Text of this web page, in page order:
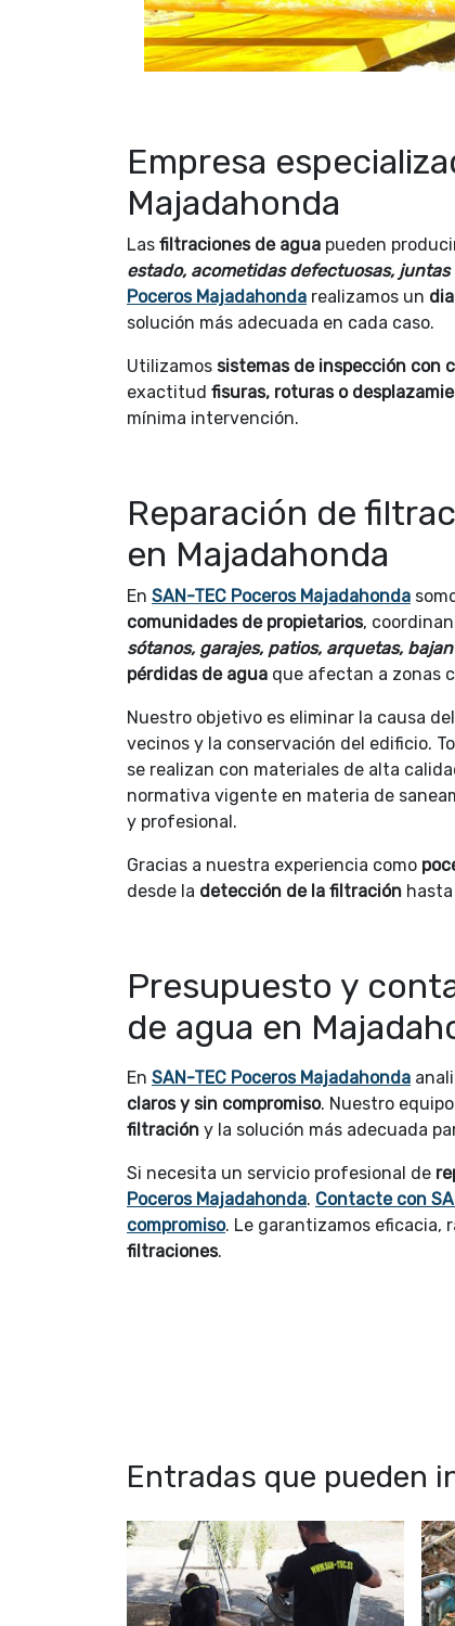
Empresa
Majadahonda
Las filtraciones de agua pueden
estado, acometidas defectuosas,
Poceros Majadahonda realizamos un
solución más adecuada en cada caso.
Utilizamos sistemas de inspección con
exactitud fisuras, roturas o
mínima intervención.
Reparación de
en Majadahonda
En SAN-TEC Poceros Majadahonda
comunidades de propietarios,
sótanos, garajes, patios, arquetas,
pérdidas de agua que afectan a zonas
Nuestro objetivo es eliminar la causa
vecinos y la conservación del edificio.
se realizan con materiales de alta
normativa vigente en materia de
y profesional.
Gracias a nuestra experiencia como
desde la detección de la filtración
Presupuesto y
de agua en
En SAN-TEC Poceros Majadahonda
claros y sin compromiso. Nuestro
filtración y la solución más adecuada
Si necesita un servicio profesional de
Poceros Majadahonda. Contacte con
compromiso. Le garantizamos eficacia,
filtraciones.
Entradas que pueden